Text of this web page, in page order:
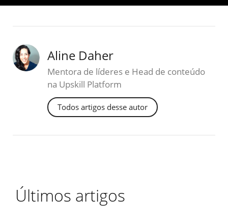
Aline Daher
Mentora de líderes e Head de conteúdo
na Upskill Platform
Todos artigos desse autor
Últimos artigos